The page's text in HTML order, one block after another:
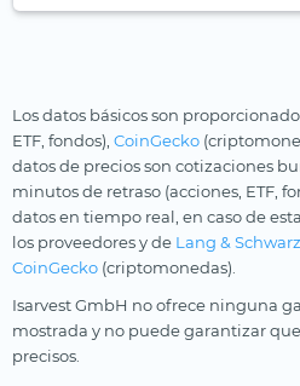
Los datos básicos son
ETF, fondos), CoinGecko
datos de precios son cotizaciones
minutos de retraso (acciones, ETF,
datos en tiempo real, en caso de
los proveedores y de Lang & Schwarz
CoinGecko (criptomonedas).
Isarvest GmbH no ofrece ninguna
mostrada y no puede garantizar
precisos.